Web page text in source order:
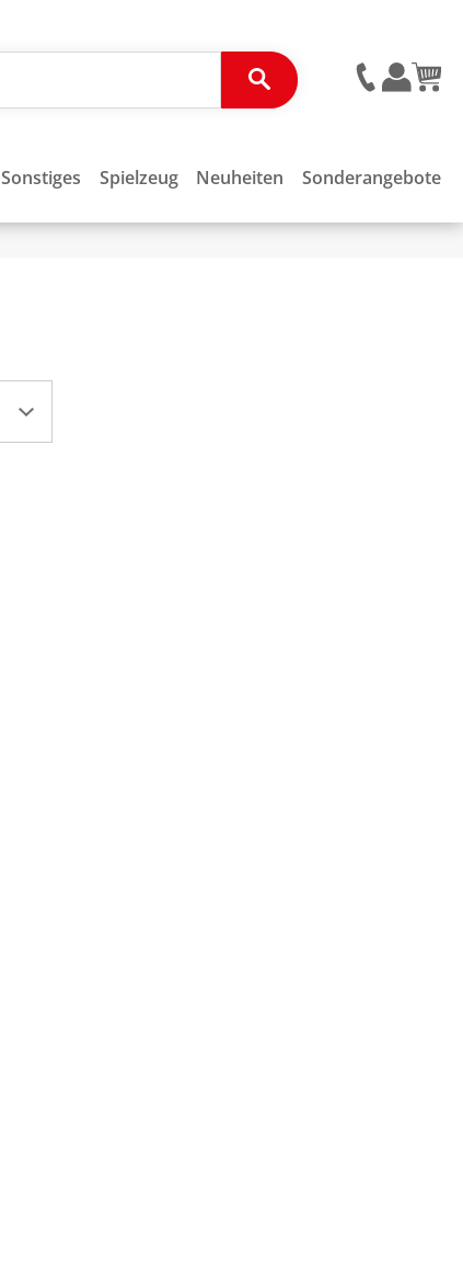
Sonstiges Spielzeug Neuheiten Sonderangebote